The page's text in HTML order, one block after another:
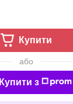
Купити
або
Купити з